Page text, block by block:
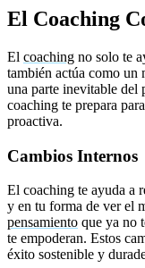
El Coaching
El coaching no solo te
también actúa como un
una parte inevitable del
coaching te prepara
proactiva.
Cambios Internos
El coaching te ayuda a
y en tu forma de ver el
pensamiento que ya no
te empoderan. Estos
éxito sostenible y